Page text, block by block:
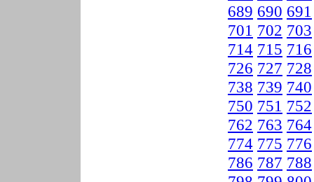
689 690 691
701 702 703
714 715 716
726 727 728
738 739 740
750 751 752
762 763 764
774 775 776
786 787 788